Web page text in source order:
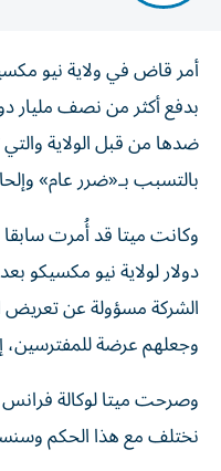
أمر قاض في ولاية نيو
بدفع أكثر من نصف مليار
ضدها من قبل الولاية والتي
بالتسبب بـ«ضرر عام»
دولار لولاية نيو مكسيكو
الشركة مسؤولة عن تعريض
وجعلهم عرضة
وصرحت ميتا لوكالة
نختلف مع هذا الحكم